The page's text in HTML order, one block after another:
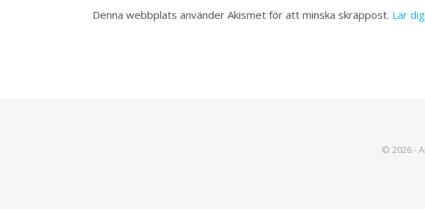
Denna webbplats använder Akismet för att minska skräppost. Lär
© 2026 -